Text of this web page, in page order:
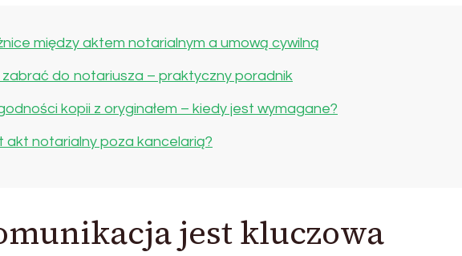
między aktem notarialnym a umową cywilną
do notariusza – praktyczny poradnik
kopii z oryginałem – kiedy jest wymagane?
akt notarialny poza kancelarią?
jest kluczowa